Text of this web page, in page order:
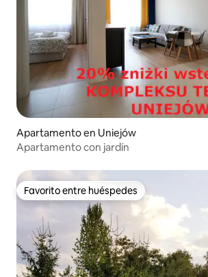
Apartamento en Uniejów
Apartamento con jardín
Favorito entre huéspedes
Favorito entre huéspedes